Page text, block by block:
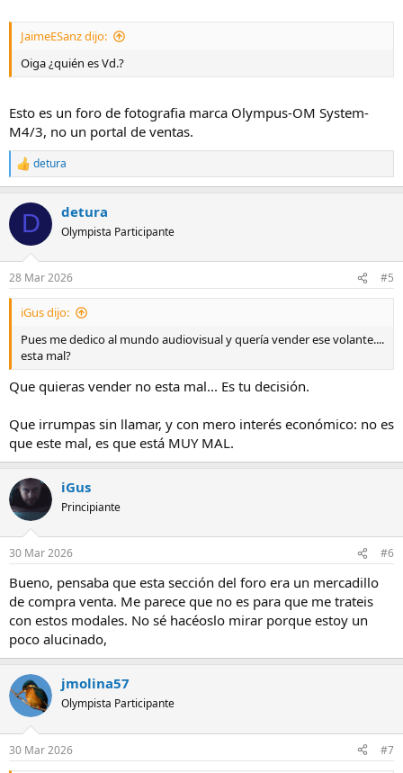
JaimeESanz dijo:
Oiga ¿quién es Vd.?
Esto es un foro de fotografia marca Olympus-OM System-
M4/3, no un portal de ventas.
R
e
c
i
e
s
detura
D detura
Olympista Participante
28 Mar 2026 #5
iGus dijo:
Pues me dedico al mundo audiovisual y quería vender ese volante....
esta mal?
Que quieras vender no esta mal... Es tu decisión.
Que irrumpas sin llamar, y con mero interés económico: no es
que este mal, es que está MUY MAL.
iGus
Principiante
30 Mar 2026 #6
Bueno, pensaba que esta sección del foro era un mercadillo
de compra venta. Me parece que no es para que me trateis
con estos modales. No sé hacéoslo mirar porque estoy un
poco alucinado,
jmolina57
Olympista Participante
30 Mar 2026 #7